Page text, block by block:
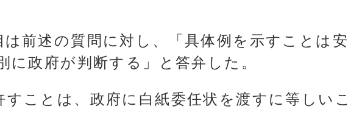
は前述の質問に対し、「具体例を示すことは
に政府が判断する」と答弁した。
すことは、政府に白紙委任状を渡すに等しいこ